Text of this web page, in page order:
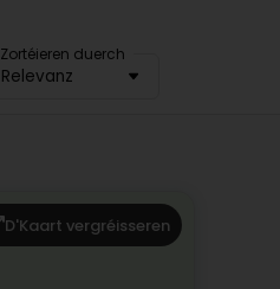
Zortéieren duerch
Relevanz
D'Kaart vergréisseren